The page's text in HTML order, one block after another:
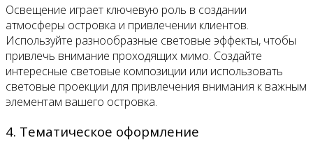
Освещение играет ключевую роль в создании
атмосферы островка и привлечении клиентов.
Используйте разнообразные световые эффекты, чтобы
привлечь внимание проходящих мимо. Создайте
интересные световые композиции или использовать
световые проекции для привлечения внимания к важным
элементам вашего островка.
4. Тематическое оформление